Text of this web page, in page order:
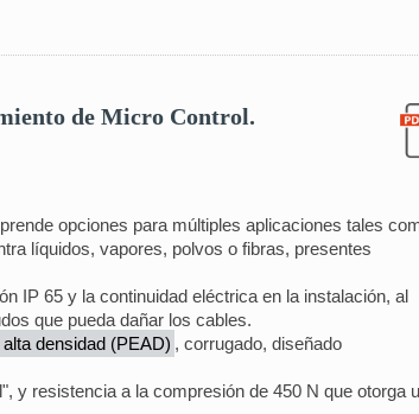
de Micro Control.
opciones para múltiples aplicaciones tales
líquidos, vapores, polvos o fibras, presentes
IP 65 y la continuidad eléctrica en la instalación, al
que pueda dañar los cables.
densidad (PEAD) , corrugado, diseñado
y resistencia a la compresión de 450 N que otorga